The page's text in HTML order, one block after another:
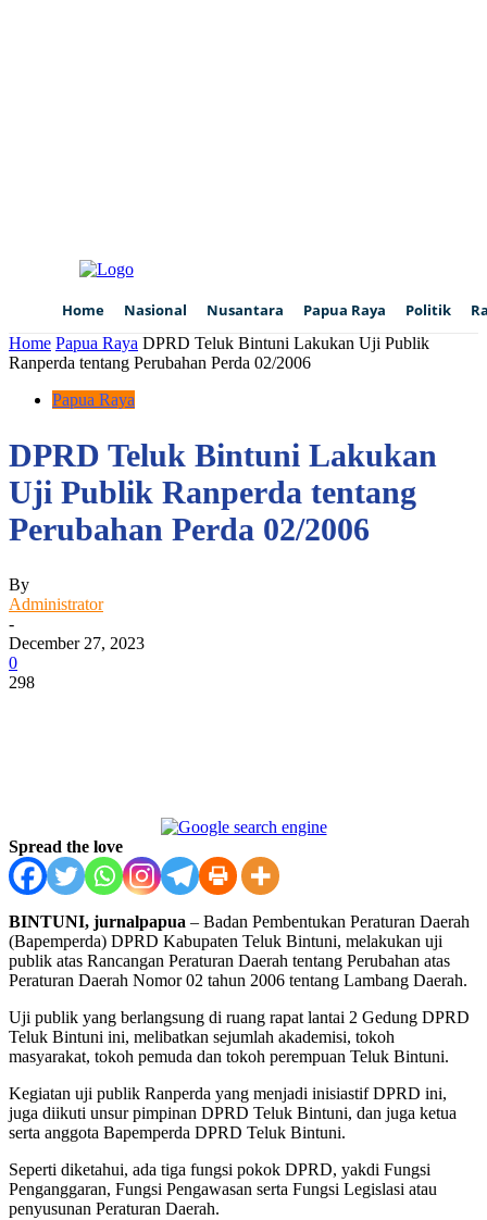
Home Nasional Nusantara Papua Raya Politik
Home Papua Raya DPRD Teluk Bintuni Lakukan Uji Publik
Ranperda tentang Perubahan Perda 02/2006
Papua Raya
DPRD Teluk Bintuni Lakukan
Uji Publik Ranperda tentang
Perubahan Perda 02/2006
By
Administrator
-
December 27, 2023
0
298
Spread the love
BINTUNI, jurnalpapua – Badan Pembentukan Peraturan Daerah
(Bapemperda) DPRD Kabupaten Teluk Bintuni, melakukan uji
publik atas Rancangan Peraturan Daerah tentang Perubahan atas
Peraturan Daerah Nomor 02 tahun 2006 tentang Lambang Daerah.
Uji publik yang berlangsung di ruang rapat lantai 2 Gedung DPRD
Teluk Bintuni ini, melibatkan sejumlah akademisi, tokoh
masyarakat, tokoh pemuda dan tokoh perempuan Teluk Bintuni.
Kegiatan uji publik Ranperda yang menjadi inisiastif DPRD ini,
juga diikuti unsur pimpinan DPRD Teluk Bintuni, dan juga ketua
serta anggota Bapemperda DPRD Teluk Bintuni.
Seperti diketahui, ada tiga fungsi pokok DPRD, yakdi Fungsi
Penganggaran, Fungsi Pengawasan serta Fungsi Legislasi atau
penyusunan Peraturan Daerah.